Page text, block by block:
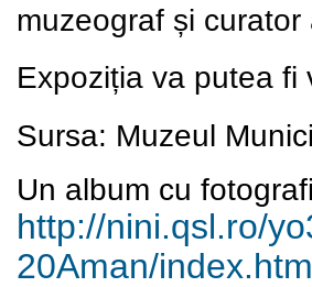
muzeograf și curator
Expoziția va putea
Sursa: Muzeul
Un album cu
http://nini.qsl.ro/
20Aman/